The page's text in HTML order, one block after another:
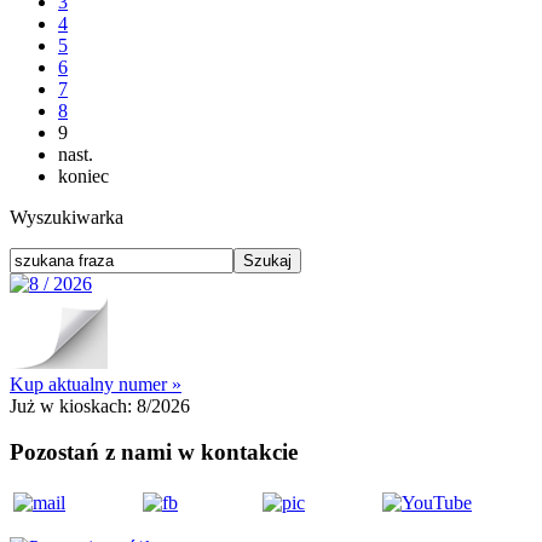
4
5
6
7
8
9
nast.
koniec
Wyszukiwarka
Kup aktualny numer »
Już w kioskach: 8/2026
Pozostań z nami w kontakcie